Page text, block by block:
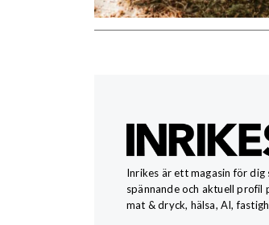
Inrikes är ett magasin för dig
spännande och aktuell
mat & dryck, hälsa, AI,